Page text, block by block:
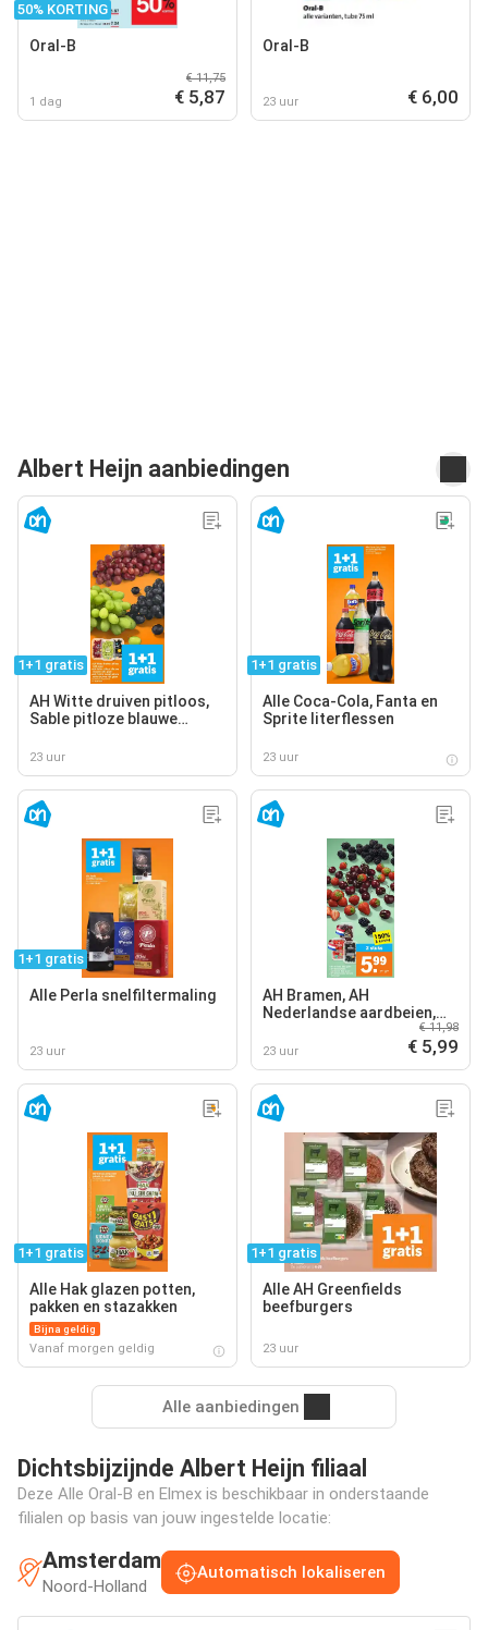
50% KORTING
Oral-B
1 dag
€ 11,75
€ 5,87
Oral-B
23 uur € 6,00
Albert Heijn aanbiedingen
1+1 gratis
AH Witte druiven pitloos,
Sable pitloze blauwe
pitloze rode druiven
23 uur
1+1 gratis
Alle Coca-Cola, Fanta en
Sprite literflessen
23 uur
1+1 gratis
Alle Perla snelfiltermaling
23 uur
AH Bramen, AH
Nederlandse aardbeien,
AH Nederlandse kersen
23 uur
€ 11,98
€ 5,99
1+1 gratis
Alle Hak glazen potten,
pakken en stazakken
Bijna geldig
Vanaf morgen geldig
1+1 gratis
Alle AH Greenfields
beefburgers
23 uur
Alle aanbiedingen
Dichtsbijzijnde Albert Heijn filiaal
Deze Alle Oral-B en Elmex is beschikbaar in onderstaande
filialen op basis van jouw ingestelde locatie:
Amsterdam
Noord-Holland
Automatisch lokaliseren